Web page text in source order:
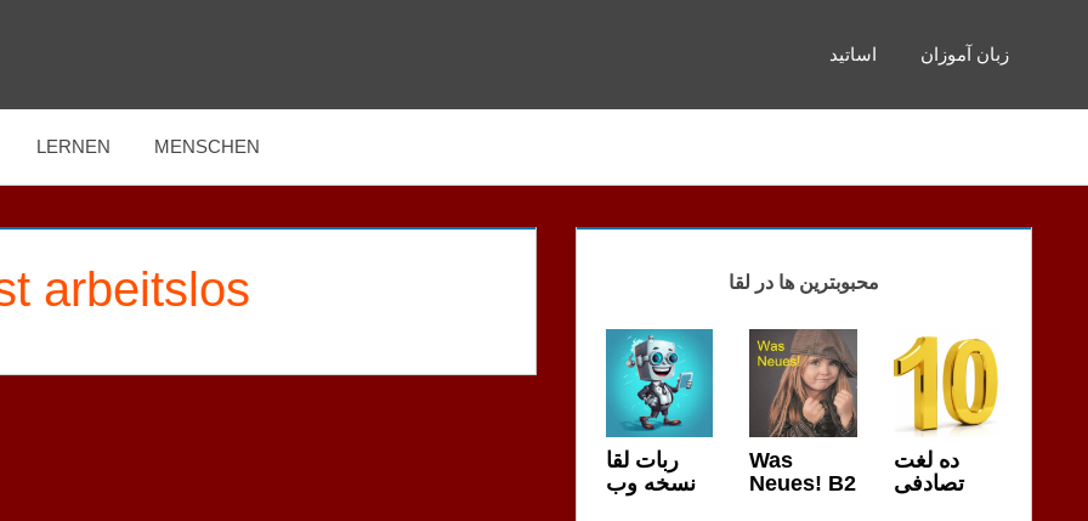
اساتید زبان آموزان
LERNEN MENSCHEN
arbeitslos محبوبترین ها در لقا
ربات لقا
نسخه وب
Was
Neues! B2
ده لغت
تصادفی